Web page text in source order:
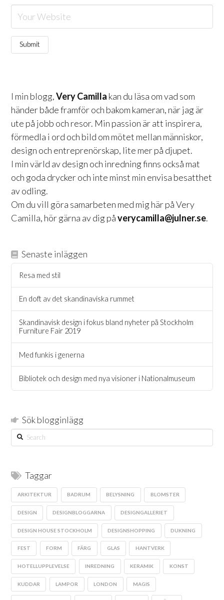
I min blogg,Very Camilla kan du läsa om vad som
händer både framför och bakom kameran, när jag är
ute på jobb och resor. Min passion är att inspirera,
förmedla i ord och bild om mötet mellan människor,
design och entreprenörskap, lite mer på djupet.
I min värld av design och inredning finns också mat
och goda drycker och inte minst min envisa besatthet
av odling.
Om du vill göra samarbeten med mig här på Very
Camilla, hör gärna av dig påverycamilla@julner.se.
Senaste inläggen
Resa med stil
En doft av det skandinaviska rummet
Skandinavisk design i fokus bland nyheter på Stockholm
Furniture Fair 2019
Med funkis i generna
Bibliotek och design med nya visioner i Nationalmuseum
Sök blogginlägg
Search
Taggar
ARKITEKTUR BADRUM BELYSNING BLOMSTER
DESIGN DESIGNBLOGGARNA DESIGNGALLERIET
DESIGN HOUSE STOCKHOLM DESIGNSHOPPING DUKNING
FEST FORM FÄRG GLAS HANTVERK
HOTELLUPPLEVELSE INREDNING KERAMIK KONST
KUDDAR LAMPOR LONDON MAGIS